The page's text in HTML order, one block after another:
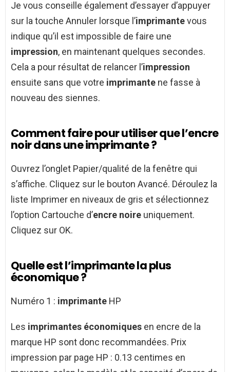
Je vous conseille également d’essayer d’appuyer
sur la touche Annuler lorsque l’imprimantevous
indique qu’il est impossible de faire une
impression, en maintenant quelques secondes.
Cela a pour résultat de relancer l’impression
ensuite sans que votre imprimante ne fasse à
nouveau des siennes.
Comment faire pour utiliser que l’encre
noir dans une imprimante ?
Ouvrez l’onglet Papier/qualité de la fenêtre qui
s’affiche. Cliquez sur le bouton Avancé. Déroulez la
liste Imprimer en niveaux de gris et sélectionnez
l’option Cartouche d’encre noire uniquement.
Cliquez sur OK.
Quelle est l’imprimante la plus
économique ?
Numéro 1 : imprimante HP
Les imprimantes économiques en encre de la
marque HP sont donc recommandées. Prix
impression par page HP : 0.13 centimes en